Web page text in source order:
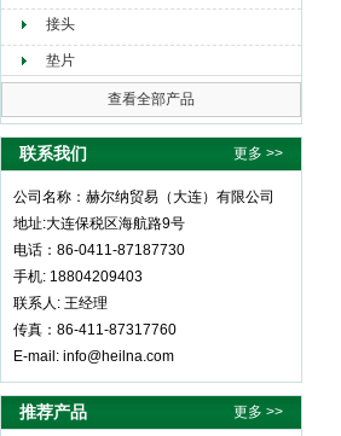
接头
垫片
查看全部产品
联系我们 更多 >>
公司名称：赫尔纳贸易（大连）有限公司
地址:大连保税区海航路9号
电话：86-0411-87187730
手机: 18804209403
联系人: 王经理
传真：86-411-87317760
E-mail: info@heilna.com
推荐产品 更多 >>